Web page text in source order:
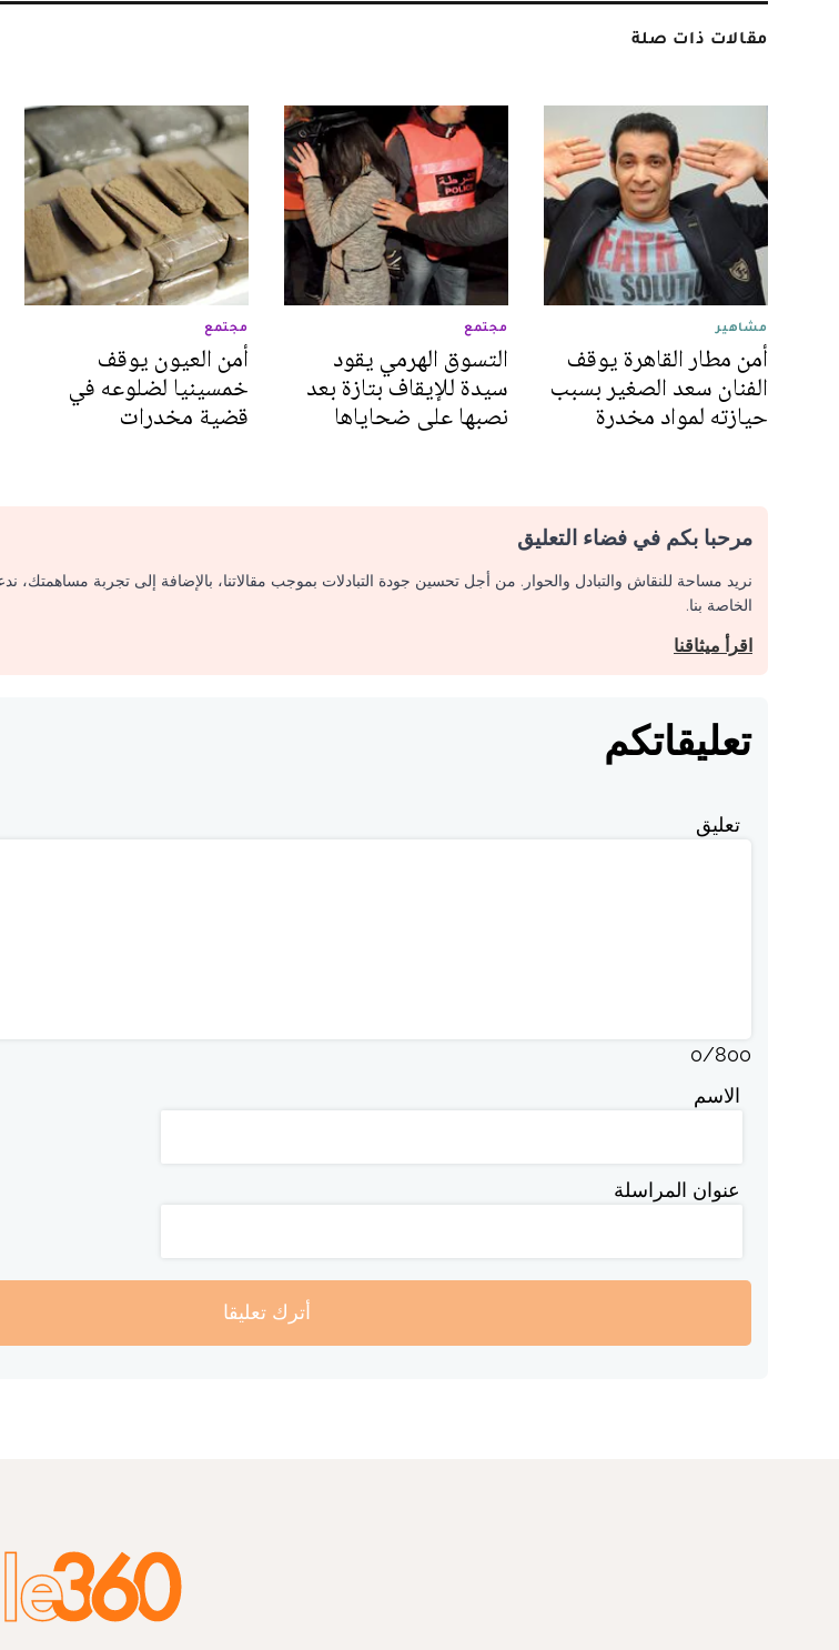
مقالات ذات صلة
مشاهير
أمن مطار القاهرة يوقف
الفنان سعد الصغير بسبب
حيازته لمواد مخدرة
مجتمع
التسوق الهرمي يقود
سيدة للإيقاف بتازة بعد
نصبها على ضحاياها
مجتمع
أمن العيون يوقف
خمسينيا لضلوعه في
قضية مخدرات
مرحبا بكم في فضاء التعليق
نريد مساحة للنقاش والتبادل والحوار. من أجل تحسين جودة التبادلات بموجب مقالاتنا، بالإضافة إلى تجربة مساهمتك،
الخاصة بنا.
اقرأ ميثاقنا
تعليقاتكم
تعليق
0/800
الاسم
عنوان المراسلة
أترك تعليقا